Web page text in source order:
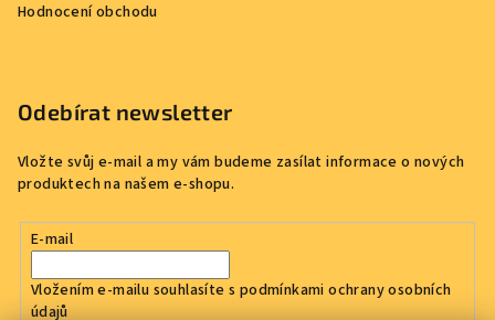
Hodnocení obchodu
Odebírat newsletter
Vložte svůj e-mail a my vám budeme zasílat informace o nových
produktech na našem e-shopu.
E-mail
Vložením e-mailu souhlasíte s podmínkami ochrany osobních
údajů